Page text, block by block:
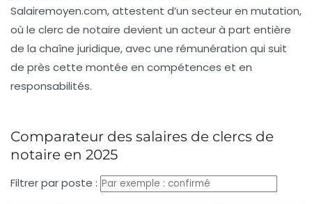
Salairemoyen.com, attestent d’un secteur en mutation,
où le clerc de notaire devient un acteur à part entière
de la chaîne juridique, avec une rémunération qui suit
de près cette montée en compétences et en
responsabilités.
Comparateur des salaires de clercs de
notaire en 2025
Filtrer par poste :